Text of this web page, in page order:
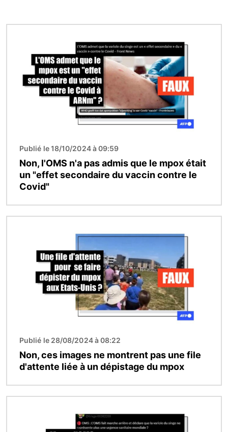
Publié le 18/10/2024 à 09:59
Non, l'OMS n'a pas admis que le mpox était
un "effet secondaire du vaccin contre le
Covid"
Publié le 28/08/2024 à 08:22
Non, ces images ne montrent pas une file
d'attente liée à un dépistage du mpox